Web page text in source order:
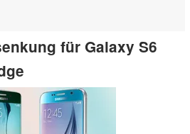
für Galaxy S6